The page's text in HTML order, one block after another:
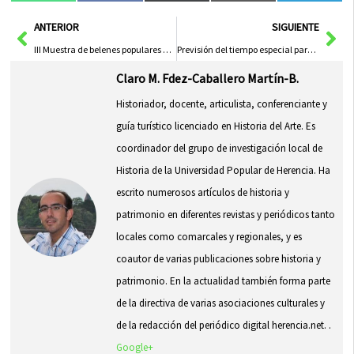
en
en
en
(Twitter) en
en
AntANTERIOR
III Muestra de belenes populares de Herencia
SIGUIENTE
Previsión del tiempo especial para Nochevieja y Año Nuevo en Herencia
Claro M. Fdez-Caballero Martín-B.
Historiador, docente, articulista, conferenciante y
guía turístico licenciado en Historia del Arte. Es
coordinador del grupo de investigación local de
Historia de la Universidad Popular de Herencia. Ha
escrito numerosos artículos de historia y
patrimonio en diferentes revistas y periódicos tanto
locales como comarcales y regionales, y es
coautor de varias publicaciones sobre historia y
patrimonio. En la actualidad también forma parte
de la directiva de varias asociaciones culturales y
de la redacción del periódico digital herencia.net. .
Google+